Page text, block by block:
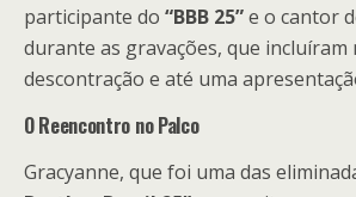
participante do “BBB 25”e o cantor
durante as gravações, que incluíram
descontração e até uma
O Reencontro no Palco
Gracyanne, que foi uma das